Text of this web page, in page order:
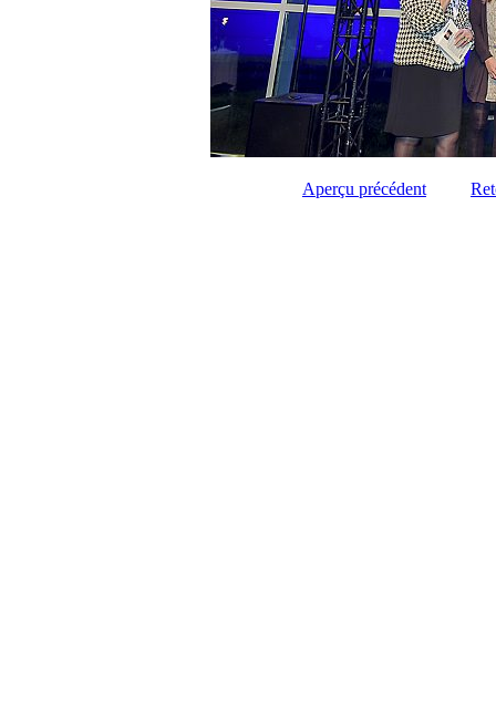
Aperçu précédent